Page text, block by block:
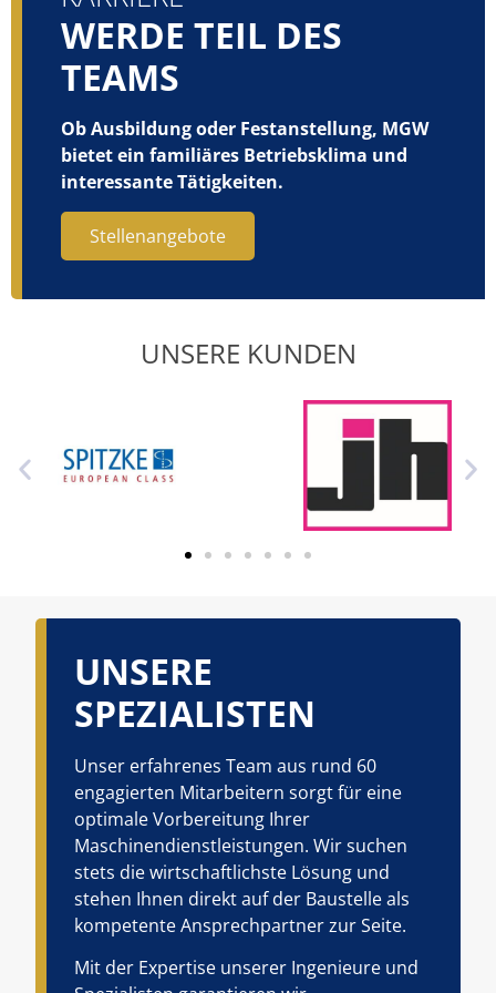
WERDE TEIL DES
TEAMS
Ob Ausbildung oder Festanstellung, MGW
bietet ein familiäres Betriebsklima und
interessante Tätigkeiten.
Stellenangebote
UNSERE KUNDEN
UNSERE
SPEZIALISTEN
Unser erfahrenes Team aus rund 60
engagierten Mitarbeitern sorgt für eine
optimale Vorbereitung Ihrer
Maschinendienstleistungen. Wir suchen
stets die wirtschaftlichste Lösung und
stehen Ihnen direkt auf der Baustelle als
kompetente Ansprechpartner zur Seite.
Mit der Expertise unserer Ingenieure und